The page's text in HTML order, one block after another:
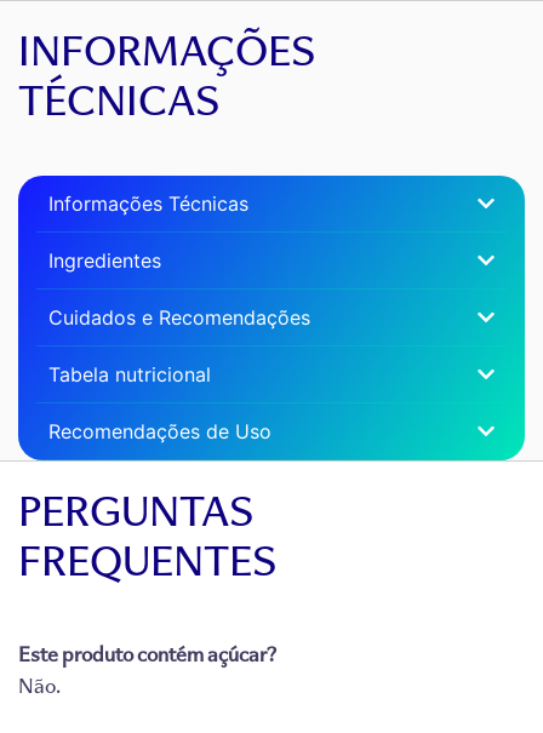
INFORMAÇÕES
TÉCNICAS
Informações Técnicas
Ingredientes
Cuidados e Recomendações
Tabela nutricional
Recomendações de Uso
PERGUNTAS
FREQUENTES
Este produto contém açúcar?
Não.